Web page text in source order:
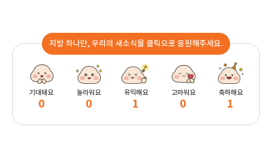
지방 하나만, 우리의 새소식을 클릭으로 응원해주세요.
기대돼요
0
놀라워요
0
유익해요
1
고마워요
0
축하해요
1